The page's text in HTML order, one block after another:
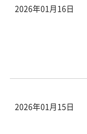
2026年01月16日
2026年01月15日